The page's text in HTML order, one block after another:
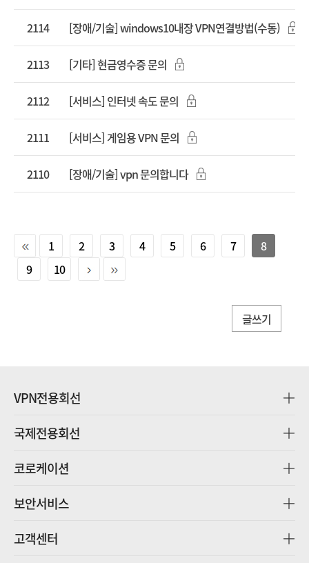
2114 [장애/기술] windows10내장 VPN연결방법(수동)
2113 [기타] 현금영수증 문의
2112 [서비스] 인터넷 속도 문의
2111 [서비스] 게임용 VPN 문의
2110 [장애/기술] vpn 문의합니다
1 2 3 4 5 6 7
8
9
10
글쓰기
VPN전용회선
국제전용회선
코로케이션
보안서비스
고객센터